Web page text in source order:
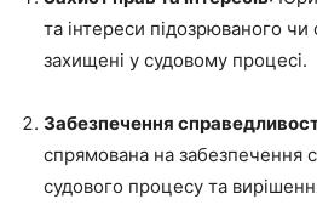
та інтереси підозрюваного
захищені у судовому процесі.
Забезпечення
спрямована на забезпечення
судового процесу та